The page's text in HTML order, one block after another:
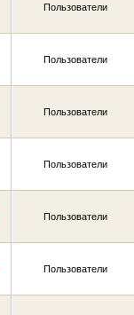
Пользователи
Пользователи
Пользователи
Пользователи
Пользователи
Пользователи